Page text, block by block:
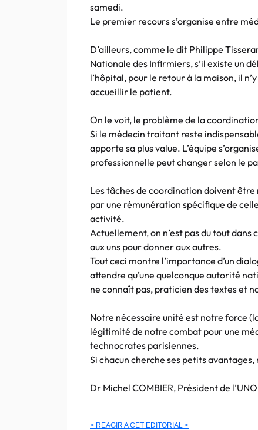
samedi.
Le premier recours s’organise entre
D’ailleurs, comme le dit Philippe
Nationale des Infirmiers, s’il existe un
l’hôpital, pour le retour à la maison, il
accueillir le patient.
On le voit, le problème de la
Si le médecin traitant reste
apporte sa plus value. L’équipe
professionnelle peut changer selon le
Les tâches de coordination doivent
par une rémunération spécifique de
activité.
Actuellement, on n’est pas du tout dans
aux uns pour donner aux autres.
Tout ceci montre l’importance d’un
attendre qu’une quelconque autorité
ne connaît pas, praticien des textes et
Notre nécessaire unité est notre force
légitimité de notre combat pour une
technocrates parisiennes.
Si chacun cherche ses petits avantages,
Dr Michel COMBIER, Président de
> REAGIR A CET EDITORIAL <